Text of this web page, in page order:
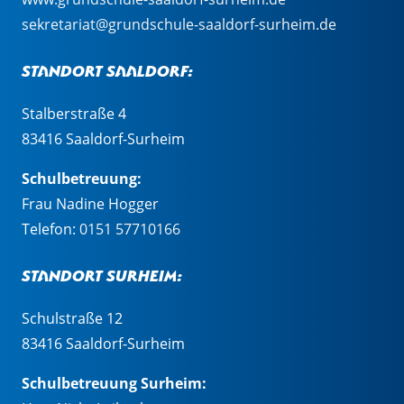
sekretariat@grundschule-saaldorf-surheim.de
Standort Saaldorf:
Stalberstraße 4
83416 Saaldorf-Surheim
Schulbetreuung:
Frau Nadine Hogger
Telefon: 0151 57710166
Standort Surheim:
Schulstraße 12
83416 Saaldorf-Surheim
Schulbetreuung Surheim: